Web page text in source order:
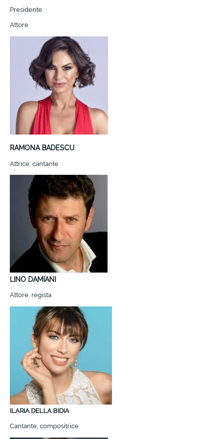
Presidente
Attore
RAMONA BADESCU
Attrice, cantante
LINO DAMIANI
Attore, regista
ILARIA DELLA BIDIA
Cantante, compositrice